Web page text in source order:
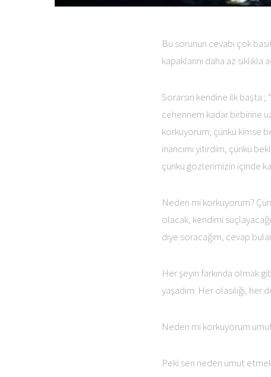
Bu sorunun cevabı çok
kapaklarını daha az sıklıkla
Sorarsın kendine ilk başta ;
cehennem kadar birbirine
korkuyorum; çünkü kimse
inancımı yitirdim, çünkü
çünkü gözlerimizin içinde
Neden mi korkuyorum?
olacak, kendimi
diye soracağım, cevap
Her şeyin farkında olmak
yaşadım. Her olasılığı,
Neden mi korkuyorum
Peki sen neden umut